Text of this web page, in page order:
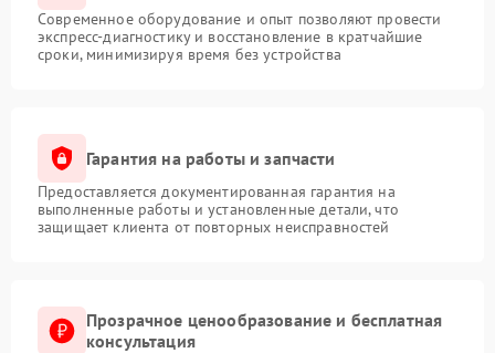
Современное оборудование и опыт позволяют провести
экспресс-диагностику и восстановление в кратчайшие
сроки, минимизируя время без устройства
Гарантия на работы и запчасти
Предоставляется документированная гарантия на
выполненные работы и установленные детали, что
защищает клиента от повторных неисправностей
Прозрачное ценообразование и бесплатная
консультация